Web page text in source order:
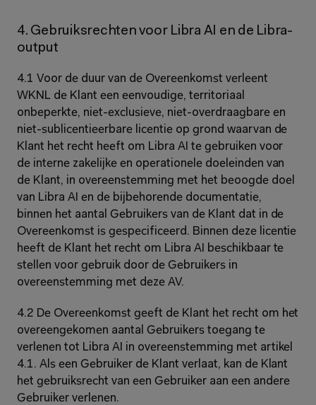
4. Gebruiksrechten voor Libra AI en de Libra-
output
4.1 Voor de duur van de Overeenkomst verleent
WKNL de Klant een eenvoudige, territoriaal
onbeperkte, niet-exclusieve, niet-overdraagbare en
niet-sublicentieerbare licentie op grond waarvan de
Klant het recht heeft om Libra AI te gebruiken voor
de interne zakelijke en operationele doeleinden van
de Klant, in overeenstemming met het beoogde doel
van Libra AI en de bijbehorende documentatie,
binnen het aantal Gebruikers van de Klant dat in de
Overeenkomst is gespecificeerd. Binnen deze licentie
heeft de Klant het recht om Libra AI beschikbaar te
stellen voor gebruik door de Gebruikers in
overeenstemming met deze AV.
4.2 De Overeenkomst geeft de Klant het recht om het
overeengekomen aantal Gebruikers toegang te
verlenen tot Libra AI in overeenstemming met artikel
4.1. Als een Gebruiker de Klant verlaat, kan de Klant
het gebruiksrecht van een Gebruiker aan een andere
Gebruiker verlenen.